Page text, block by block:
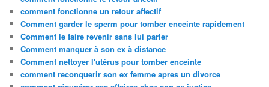
comment fonctionne un retour affectif
Comment garder le sperm pour tomber enceinte rapidement
Comment le faire revenir sans lui parler
Comment manquer à son ex à distance
Comment nettoyer l'utérus pour tomber enceinte
comment reconquerir son ex femme apres un divorce